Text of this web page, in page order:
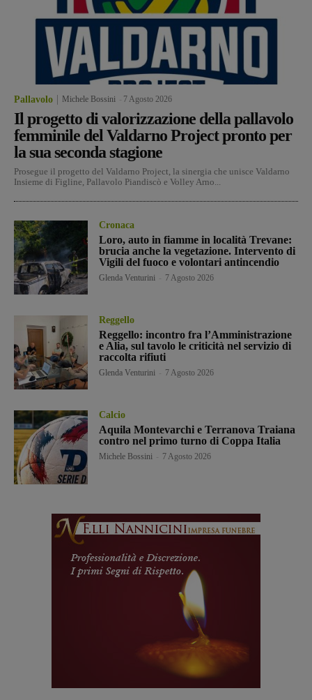
Pallavolo Michele Bossini 7 Agosto 2026
Il progetto di valorizzazione della pallavolo
femminile del Valdarno Project pronto per
la sua seconda stagione
Prosegue il progetto del Valdarno Project, la sinergia che unisce Valdarno
Insieme di Figline, Pallavolo Piandiscò e Volley Arno...
Cronaca
Loro, auto in fiamme in località Trevane:
brucia anche la vegetazione. Intervento di
Vigili del fuoco e volontari antincendio
Glenda Venturini 7 Agosto 2026
Reggello
Reggello: incontro fra l’Amministrazione
e Alia, sul tavolo le criticità nel servizio di
raccolta rifiuti
Glenda Venturini 7 Agosto 2026
Calcio
Aquila Montevarchi e Terranova Traiana
contro nel primo turno di Coppa Italia
Michele Bossini 7 Agosto 2026